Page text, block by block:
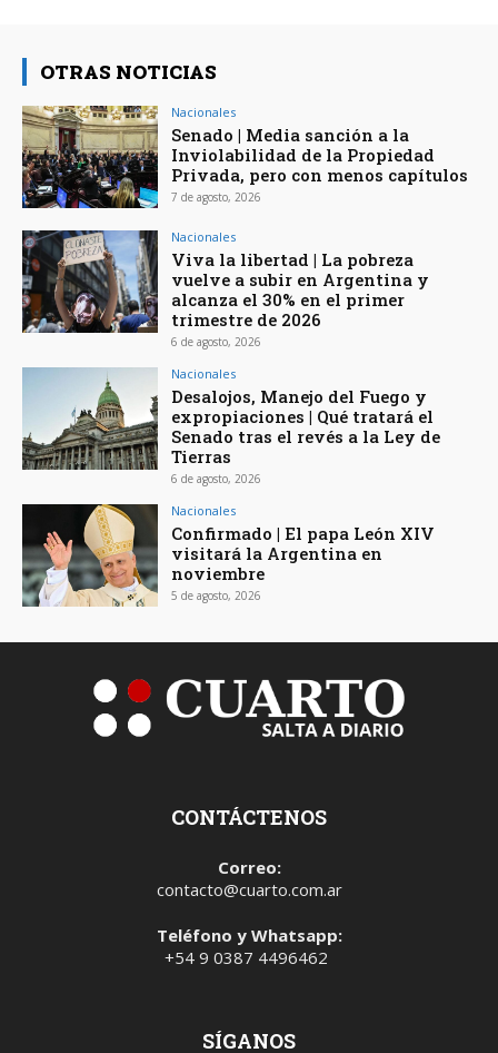
OTRAS NOTICIAS
Nacionales
Senado | Media sanción a la
Inviolabilidad de la Propiedad
Privada, pero con menos capítulos
7 de agosto, 2026
Nacionales
Viva la libertad | La pobreza
vuelve a subir en Argentina y
alcanza el 30% en el primer
trimestre de 2026
6 de agosto, 2026
Nacionales
Desalojos, Manejo del Fuego y
expropiaciones | Qué tratará el
Senado tras el revés a la Ley de
Tierras
6 de agosto, 2026
Nacionales
Confirmado | El papa León XIV
visitará la Argentina en
noviembre
5 de agosto, 2026
CONTÁCTENOS
Correo:
contacto@cuarto.com.ar
Teléfono y Whatsapp:
+54 9 0387 4496462
SÍGANOS